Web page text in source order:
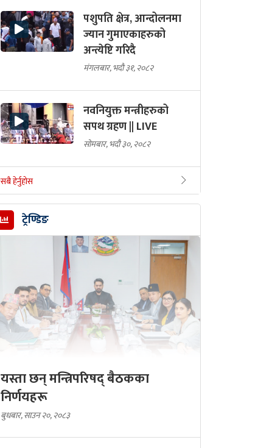
पशुपति क्षेत्र, आन्दोलनमा
ज्यान गुमाएकाहरुको
अन्त्येष्टि गरिदै
मंगलबार, भदौ ३१, २०८२
नवनियुक्त मन्त्रीहरुको
सपथ ग्रहण || LIVE
सोमबार, भदौ ३०, २०८२
सबै हेर्नुहोस
ट्रेण्डिङ
यस्ता छन् मन्त्रिपरिषद् बैठकका
निर्णयहरू
बुधबार, साउन २०, २०८३